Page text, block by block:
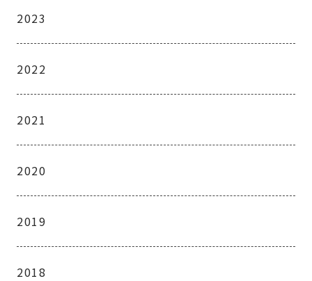
2023
2022
2021
2020
2019
2018